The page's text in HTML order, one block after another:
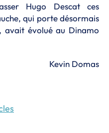
Hugo Descat ces
qui porte désormais
avait évolué au Dinamo
Kevin Domas